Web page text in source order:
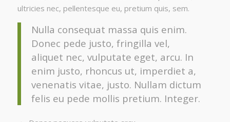
ultricies nec, pellentesque eu, pretium quis, sem.
Nulla consequat massa quis enim.
Donec pede justo, fringilla vel,
aliquet nec, vulputate eget, arcu. In
enim justo, rhoncus ut, imperdiet a,
venenatis vitae, justo. Nullam dictum
felis eu pede mollis pretium. Integer.